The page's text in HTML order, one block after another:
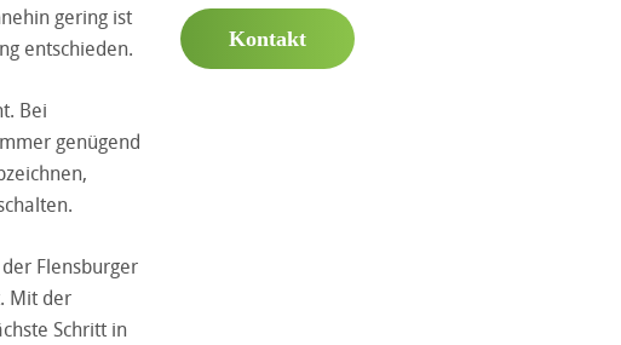
gering ist
entschieden.
Bei
genügend
Flensburger
Mit der
Schritt in
Kontakt